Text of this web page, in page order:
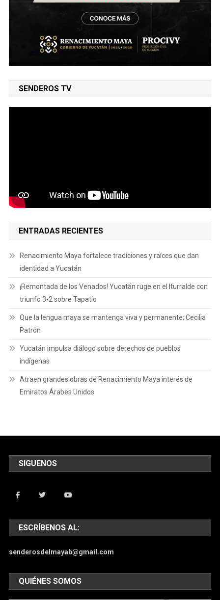
SENDEROS TV
ENTRADAS RECIENTES
Renacimiento Maya fortalece tradiciones y raíces que dan
identidad a Yucatán
¡Remontada de los Venados! Yucatán ruge en el Iturralde con
triunfo 3-2 sobre Tapatío
Que la lengua maya se mantenga viva y permanente; Cecilia
Patrón
Yucatán impulsa diálogo sobre derechos de pueblos
indígenas
Atraen grandes obras de Renacimiento Maya interés de
Emiratos Árabes Unidos
SIGUENOS
ESCRÍBENOS AL:
senderosdelmayab@gmail.com
QUIÉNES SOMOS